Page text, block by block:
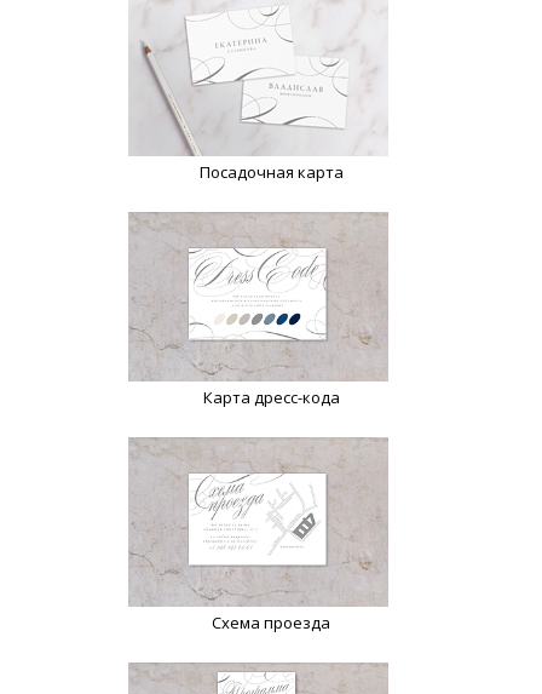
Посадочная карта
Карта дресс-кода
Схема проезда